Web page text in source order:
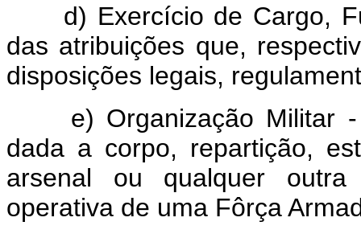
d) Exercício de Cargo,
das atribuições que,
disposições legais,
e) Organização Militar -
dada a corpo, repartição,
arsenal ou qualquer outra
operativa de uma Fôrça